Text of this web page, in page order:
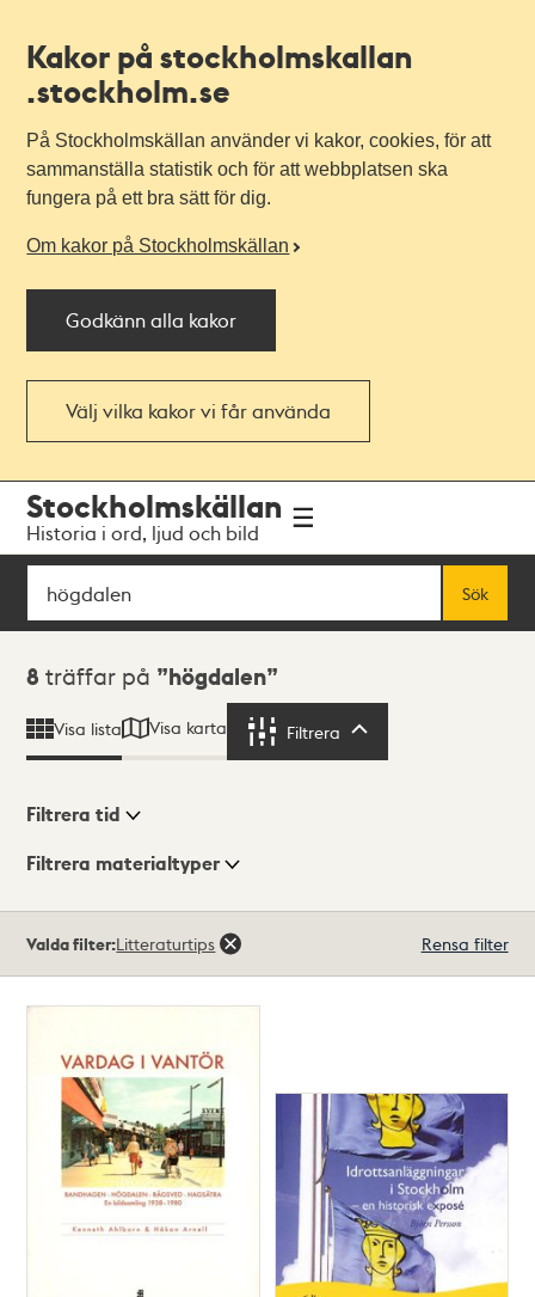
Kakor på stockholmskallan
.stockholm.se
På Stockholmskällan använder vi kakor, cookies, för att
sammanställa statistik och för att webbplatsen ska
fungera på ett bra sätt för dig.
Om kakor på Stockholmskällan
Godkänn alla kakor
Välj vilka kakor vi får använda
navigationen
huvudinnehållet
Stockholmskällan
Historia i ord, ljud och bild
Sök
Sök
Sökresultat
8 träffar på högdalen
Visa lista Visa karta Filtrera
Visningsläge
Filtrera tid
Filtrera materialtyper
träffar
Valda filter:Litteraturtips Rensa filter